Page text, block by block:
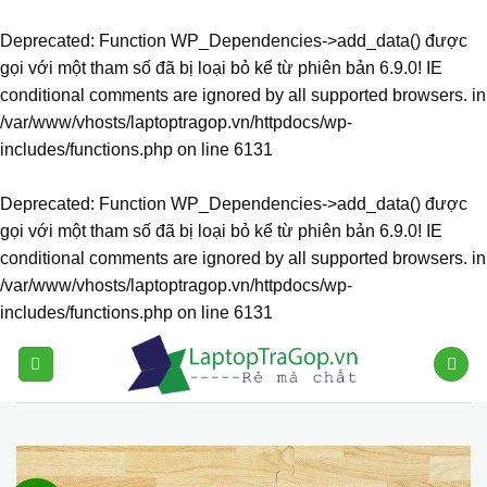
Deprecated: Function WP_Dependencies->add_data() được
gọi với một tham số đã bị loại bỏ kể từ phiên bản 6.9.0! IE
conditional comments are ignored by all supported browsers. in
/var/www/vhosts/laptoptragop.vn/httpdocs/wp-
includes/functions.php on line 6131
Deprecated: Function WP_Dependencies->add_data() được
gọi với một tham số đã bị loại bỏ kể từ phiên bản 6.9.0! IE
conditional comments are ignored by all supported browsers. in
/var/www/vhosts/laptoptragop.vn/httpdocs/wp-
includes/functions.php on line 6131